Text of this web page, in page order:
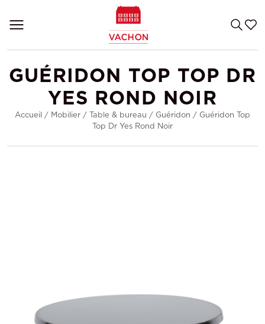
GUÉRIDON TOP TOP DR
YES ROND NOIR
Accueil / Mobilier / Table & bureau / Guéridon / Guéridon Top
Top Dr Yes Rond Noir